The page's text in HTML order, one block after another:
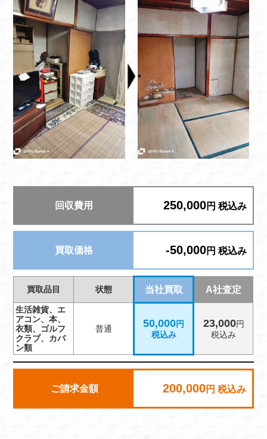
回収費用 250,000円 税込み
買取価格 -50,000円 税込み
買取品目 状態 当社買取 A社査定
生活雑貨、エ
アコン、本、
衣類、ゴルフ
クラブ、カバ
ン類
普通 50,000円
税込み
23,000円
税込み
ご請求金額 200,000円 税込み